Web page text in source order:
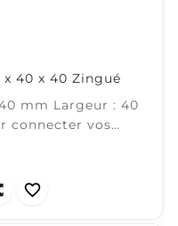
40 x 40 Zingué
: 40
